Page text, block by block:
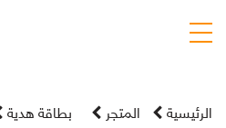
الرئيسية المتجر بطاقة هدية